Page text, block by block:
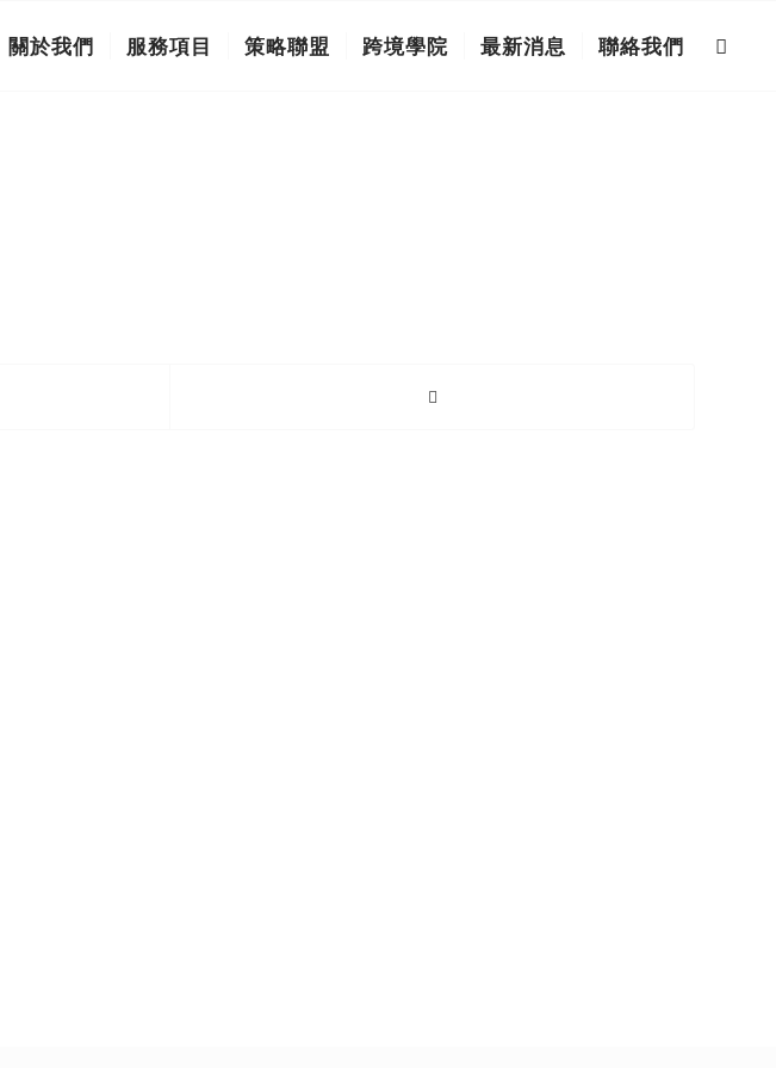
關於我們 服務項目 策略聯盟 跨境學院 最新消息 聯絡我們